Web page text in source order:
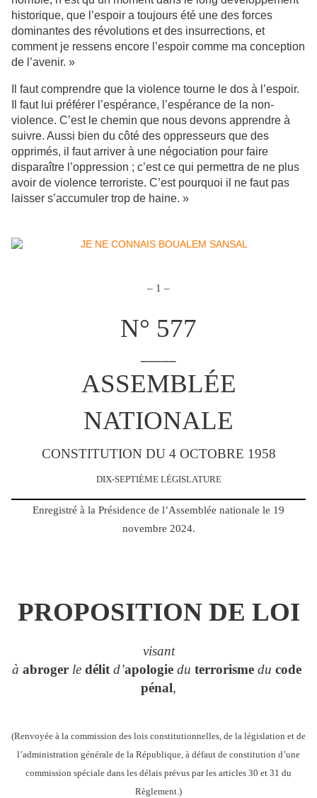
historique, que l’espoir a toujours été une des forces
dominantes des révolutions et des insurrections, et
comment je ressens encore l’espoir comme ma conception
de l’avenir. »
Il faut comprendre que la violence tourne le dos à l’espoir.
Il faut lui préférer l’espérance, l’espérance de la non-
violence. C’est le chemin que nous devons apprendre à
suivre. Aussi bien du côté des oppresseurs que des
opprimés, il faut arriver à une négociation pour faire
disparaître l’oppression ; c’est ce qui permettra de ne plus
avoir de violence terroriste. C’est pourquoi il ne faut pas
laisser s’accumuler trop de haine. »
– 1 –
N° 577
ASSEMBLÉE
NATIONALE
CONSTITUTION DU 4 OCTOBRE 1958
DIX-SEPTIÈME LÉGISLATURE
Enregistré à la Présidence de l’Assemblée nationale le 19
novembre 2024.
PROPOSITION DE LOI
visant
à abroger le délit d’apologie du terrorisme du code
pénal,
(Renvoyée à la commission des lois constitutionnelles, de la législation et de
l’administration générale de la République, à défaut de constitution d’une
commission spéciale dans les délais prévus par les articles 30 et 31 du
Règlement.)